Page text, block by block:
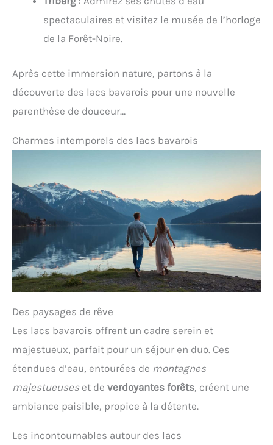
spectaculaires et visitez le musée de l’horloge
de la Forêt-Noire.
Après cette immersion nature, partons à la
découverte des lacs bavarois pour une nouvelle
parenthèse de douceur…
Charmes intemporels des lacs bavarois
Des paysages de rêve
Les lacs bavarois offrent un cadre serein et
majestueux, parfait pour un séjour en duo. Ces
étendues d’eau, entourées de montagnes
majestueuses et de verdoyantes forêts, créent une
ambiance paisible, propice à la détente.
Les incontournables autour des lacs